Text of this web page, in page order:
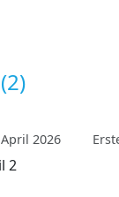
2026
2